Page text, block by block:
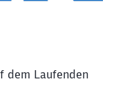
dem Laufenden